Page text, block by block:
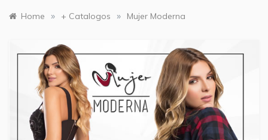
Home » + Catalogos » Mujer Moderna